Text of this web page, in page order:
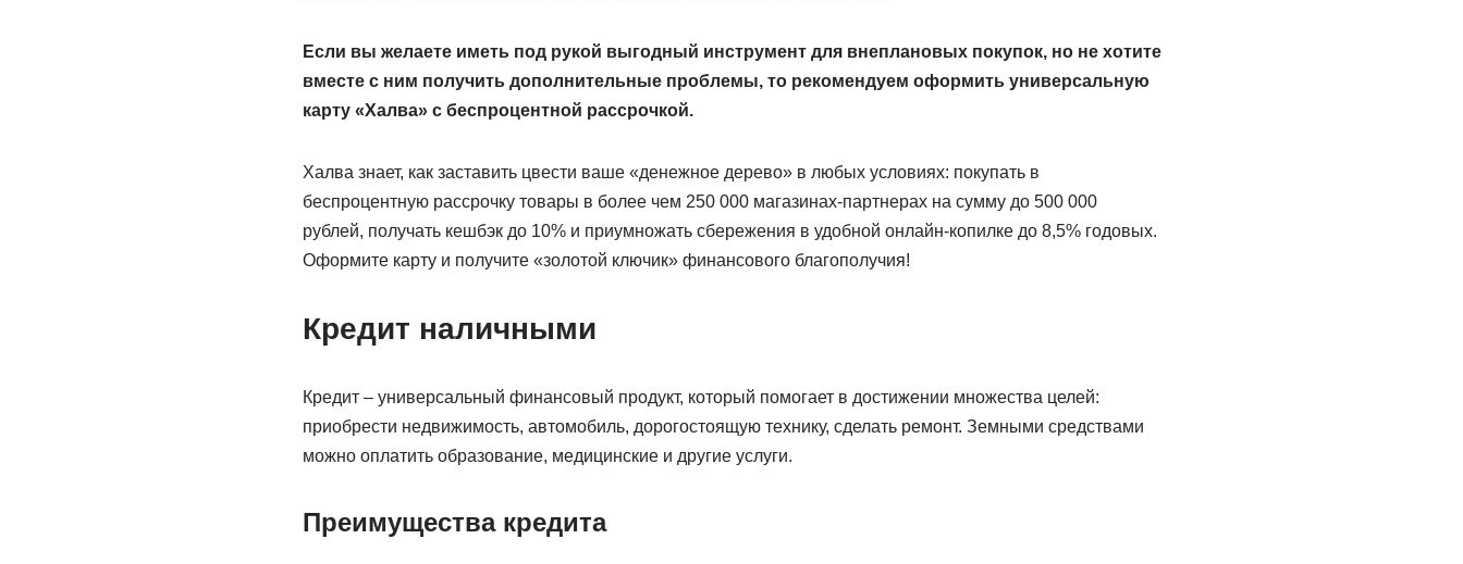
Если вы желаете иметь под рукой выгодный инструмент для внеплановых покупок, но не хотите
вместе с ним получить дополнительные проблемы, то рекомендуем оформить универсальную
карту «Халва» с беспроцентной рассрочкой.
Халва знает, как заставить цвести ваше «денежное дерево» в любых условиях: покупать в
беспроцентную рассрочку товары в более чем 250 000 магазинах-партнерах на сумму до 500 000
рублей, получать кешбэк до 10% и приумножать сбережения в удобной онлайн-копилке до 8,5% годовых.
Оформите карту и получите «золотой ключик» финансового благополучия!
Кредит наличными
Кредит – универсальный финансовый продукт, который помогает в достижении множества целей:
приобрести недвижимость, автомобиль, дорогостоящую технику, сделать ремонт. Земными средствами
можно оплатить образование, медицинские и другие услуги.
Преимущества кредита